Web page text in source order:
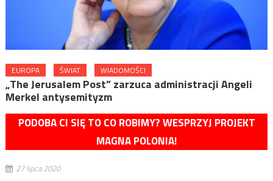
EUROPA ŚWIAT WIADOMOŚCI
„The Jerusalem Post” zarzuca administracji Angeli
Merkel antysemityzm
PODOBA CI SIĘ TO CO ROBIMY? WESPRZYJ PROJEKT
MAGNA POLONIA!
27 lipca 2020